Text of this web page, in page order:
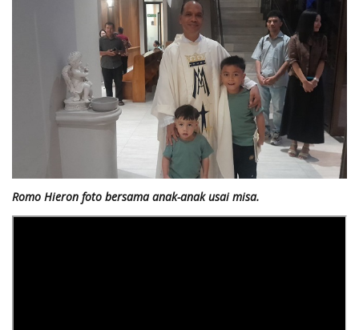
Romo Hieron foto bersama anak-anak usai misa.